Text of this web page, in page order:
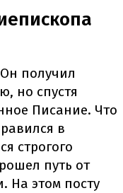
получил
но спустя
Писание. Что
в
строгого
путь от
На этом посту